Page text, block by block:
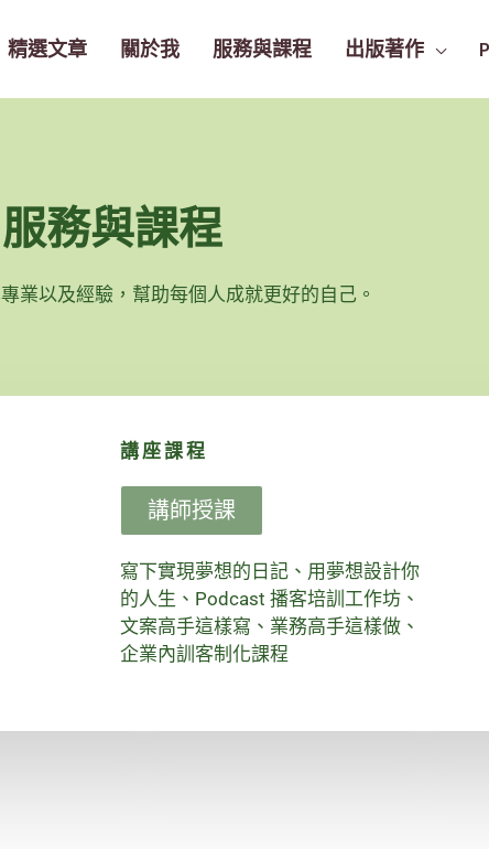
精選文章 關於我 服務與課程 出版著作
服務與課程
業以及經驗，幫助每個人成就更好的自己。
講座課程
講師授課
寫下實現夢想的日記、用夢想設計你
的人生、Podcast 播客培訓工作坊、
文案高手這樣寫、業務高手這樣做、
企業內訓客制化課程